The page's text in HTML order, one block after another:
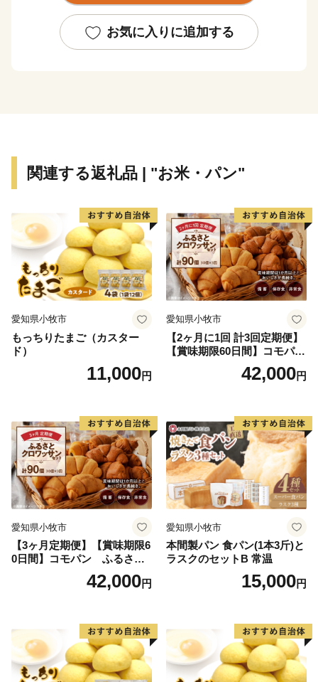
環境や特色ある保育・教育環境など、まちづくりの基盤
となる地域資源を多数有しています。
お気に入りに追加する
関連する返礼品 | "お米・パン"
愛知県小牧市
もっちりたまご（カスター
ド）
11,000円
愛知県小牧市
【2ヶ月に1回 計3回定期便】
【賞味期限60日間】コモパ
ン ふるさとクロワッサンセ
ット（計90個）／災害用備蓄
42,000円
愛知県小牧市
【3ヶ月定期便】【賞味期限6
0日間】コモパン ふるさと
クロワッサンセット（計90
個）／災害用備蓄 保存食 非
42,000円
愛知県小牧市
本間製パン 食パン(1本3斤)と
ラスクのセットB 常温
15,000円